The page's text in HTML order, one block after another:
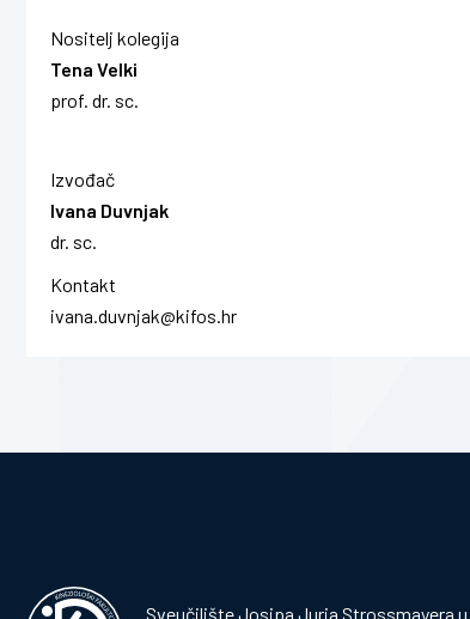
Nositelj kolegija
Tena Velki
prof. dr. sc.
Izvođač
Ivana Duvnjak
dr. sc.
Kontakt
ivana.duvnjak@kifos.hr
Sveučilište Josipa Jurja Strossmayera u